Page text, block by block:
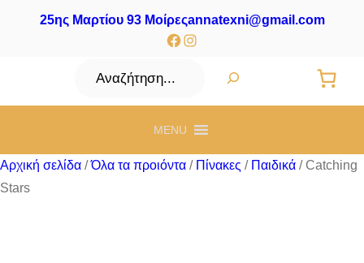
25ης Μαρτίου 93 Μοίρεςannatexni@gmail.com
Facebook
Instagram
Αναζήτηση
MENU
Αρχική σελίδα /Όλα τα προιόντα / Πίνακες / Παιδικά / Catching
Stars